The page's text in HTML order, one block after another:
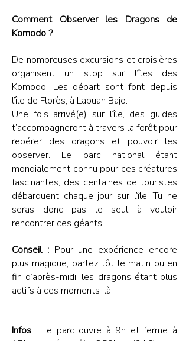
Comment Observer les Dragons de
Komodo ?
De nombreuses excursions et croisières
organisent un stop sur l’îles des
Komodo. Les départ sont font depuis
l’île de Florès, à Labuan Bajo.
Une fois arrivé(e) sur l’île, des guides
t’accompagneront à travers la forêt pour
repérer des dragons et pouvoir les
observer. Le parc national étant
mondialement connu pour ces créatures
fascinantes, des centaines de touristes
débarquent chaque jour sur l’île. Tu ne
seras donc pas le seul à vouloir
rencontrer ces géants.
Conseil :Pour une expérience encore
plus magique, partez tôt le matin ou en
fin d’après-midi, les dragons étant plus
actifs à ces moments-là.
Infos : Le parc ouvre à 9h et ferme à